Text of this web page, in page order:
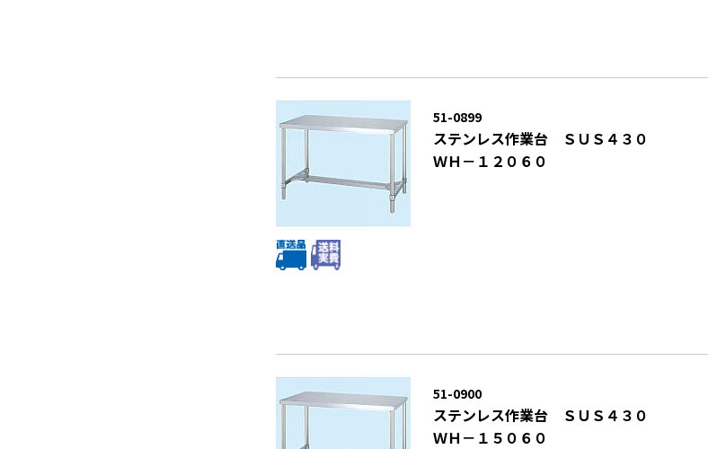
51-0899
ステンレス作業台 ＳＵＳ４３０
ＷＨ－１２０６０
51-0900
ステンレス作業台 ＳＵＳ４３０
ＷＨ－１５０６０